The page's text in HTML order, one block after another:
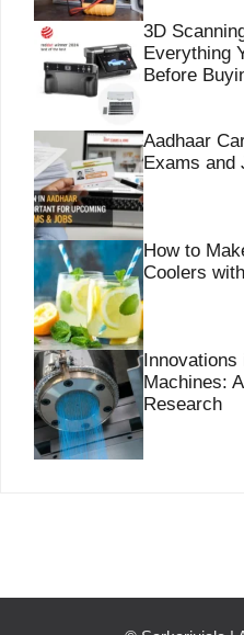
3D
Everything
Before
Aadhaar
Exams and
How to
Coolers
Innovations
Machines:
Research